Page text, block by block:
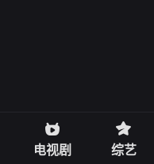
电视剧 综艺